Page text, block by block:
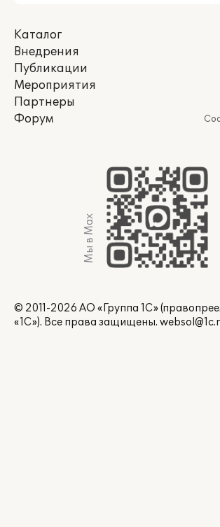
Каталог
Внедрения
Публикации
Мероприятия
Партнеры
Форум
Мы в Max
© 2011-2026 АО «Группа 1С»
«1С»). Все права защищены.